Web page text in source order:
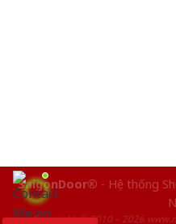
SaigonDoor® - Hệ thống
Copyright ⓒ 2010 – 2026